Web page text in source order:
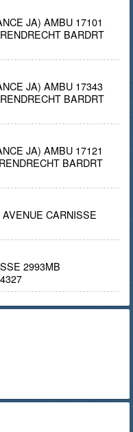
JA) AMBU 17101
BARDRT
JA) AMBU 17343
BARDRT
JA) AMBU 17121
BARDRT
CARNISSE
2993MB